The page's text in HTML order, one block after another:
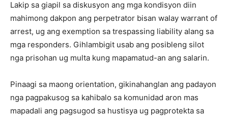
Lakip sa giapil sa diskusyon ang mga kondisyon diin
mahimong dakpon ang perpetrator bisan walay warrant of
arrest, ug ang exemption sa trespassing liability alang sa
mga responders. Gihlambigit usab ang posibleng silot
nga prisohan ug multa kung mapamatud-an ang salarin.
Pinaagi sa maong orientation, gikinahanglan ang padayon
nga pagpakusog sa kahibalo sa komunidad aron mas
mapadali ang pagsugod sa hustisya ug pagprotekta sa